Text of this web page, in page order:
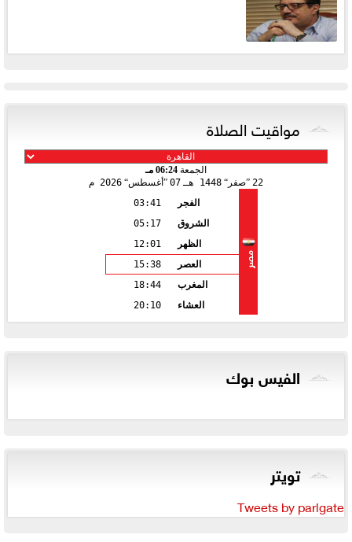
مواقيت الصلاة
الجمعة 06:24 مـ
22
صفر 1448 هـ 07 أغسطس 2026 م
مصر
الفجر
03:41
الشروق
05:17
الظهر
12:01
العصر
15:38
المغرب
18:44
العشاء
20:10
الفيس بوك
تويتر
Tweets by parlgate